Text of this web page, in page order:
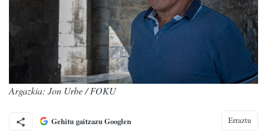
Argazkia: Jon Urbe / FOKU
Gehitu gaitzazu Googlen Erraztu